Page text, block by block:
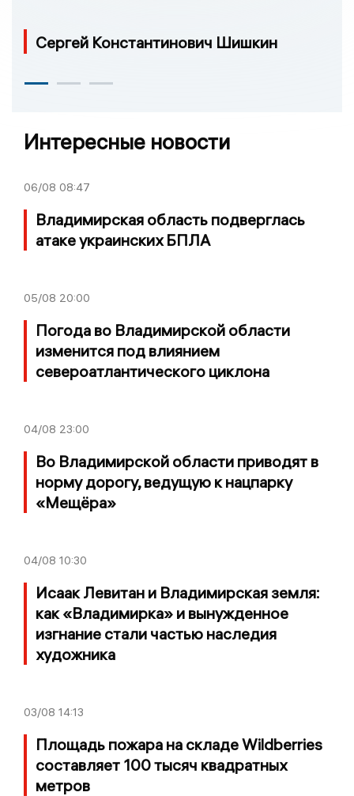
Сергей Константинович Шишкин
Интересные новости
06/08 08:47
Владимирская область подверглась
атаке украинских БПЛА
05/08 20:00
Погода во Владимирской области
изменится под влиянием
североатлантического циклона
04/08 23:00
Во Владимирской области приводят в
норму дорогу, ведущую к нацпарку
«Мещёра»
04/08 10:30
Исаак Левитан и Владимирская земля:
как «Владимирка» и вынужденное
изгнание стали частью наследия
художника
03/08 14:13
Площадь пожара на складе Wildberries
составляет 100 тысяч квадратных
метров